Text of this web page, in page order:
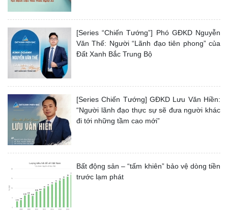
[Series “Chiến Tướng”] Phó GĐKD Nguyễn
Văn Thế: Người “Lãnh đạo tiên phong” của
Đất Xanh Bắc Trung Bộ
[Series Chiến Tướng] GĐKD Lưu Văn Hiền:
“Người lãnh đạo thực sự sẽ đưa người khác
đi tới những tầm cao mới”
Bất động sản – “tấm khiên” bảo vệ dòng tiền
trước lạm phát